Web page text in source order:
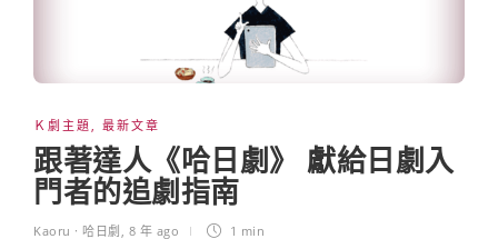
Ｋ劇主題, 最新文章
跟著達人《哈日劇》 獻給日劇入
門者的追劇指南
Kaoru · 哈日劇 , 8 年 ago 1 min